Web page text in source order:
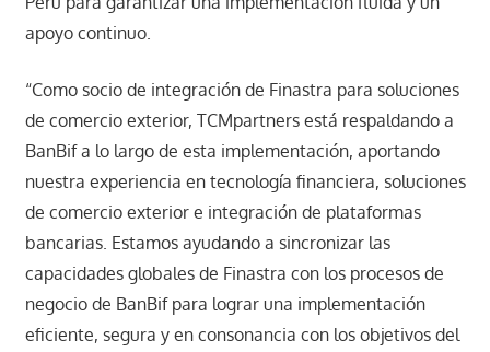
apoyo continuo.
“Como socio de integración de Finastra para soluciones
de comercio exterior, TCMpartners está respaldando a
BanBif a lo largo de esta implementación, aportando
nuestra experiencia en tecnología financiera, soluciones
de comercio exterior e integración de plataformas
bancarias. Estamos ayudando a sincronizar las
capacidades globales de Finastra con los procesos de
negocio de BanBif para lograr una implementación
eficiente, segura y en consonancia con los objetivos del